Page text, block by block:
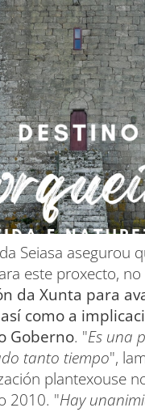
Seiasa asegurou
este proxecto,
da Xunta para
como a
Goberno. "Es una
tanto tiempo",
plantexouse
2010. "Hay